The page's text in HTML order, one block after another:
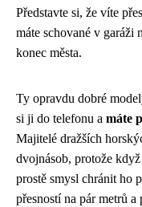
Představte si, že víte
máte schované v garáži
konec města.
Ty opravdu dobré
si ji do telefonu a máte
Majitelé dražších
dvojnásob, protože
prostě smysl chránit ho
přesností na pár metrů